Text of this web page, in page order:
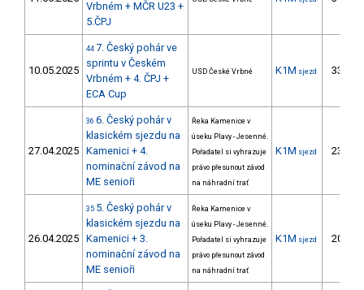
Vrbném + MČR U23 +
5.ČPJ
10.05.2025
44 7. Český pohár ve
sprintu v Českém
Vrbném + 4. ČPJ +
ECA Cup
USD České Vrbné K1M sjezd 33.
27.04.2025
36 6. Český pohár v
klasickém sjezdu na
Kamenici + 4.
nominační závod na
ME senioři
Řeka Kamenice v
úseku Plavy - Jesenné.
Pořadatel si vyhrazuje
právo přesunout závod
na náhradní trať
K1M sjezd 23.
26.04.2025
35 5. Český pohár v
klasickém sjezdu na
Kamenici + 3.
nominační závod na
ME senioři
Řeka Kamenice v
úseku Plavy - Jesenné.
Pořadatel si vyhrazuje
právo přesunout závod
na náhradní trať
K1M sjezd 20.